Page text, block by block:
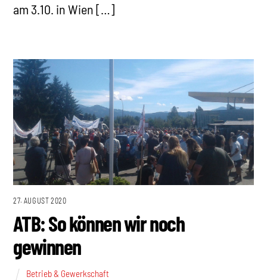
am 3.10. in Wien […]
27. AUGUST 2020
ATB: So können wir noch
gewinnen
Betrieb & Gewerkschaft